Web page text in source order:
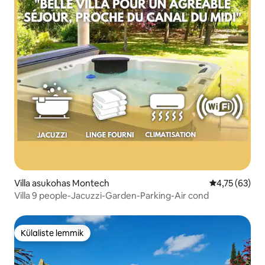
Villa asukohas Montech Keskmine
4,75 (63)
Villa 9 people-Jacuzzi-Garden-Parking-Air cond
Külaliste lemmik
Külaliste lemmik